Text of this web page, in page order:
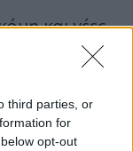
third parties, or
for
opt-out
και νέες
τελικά
της